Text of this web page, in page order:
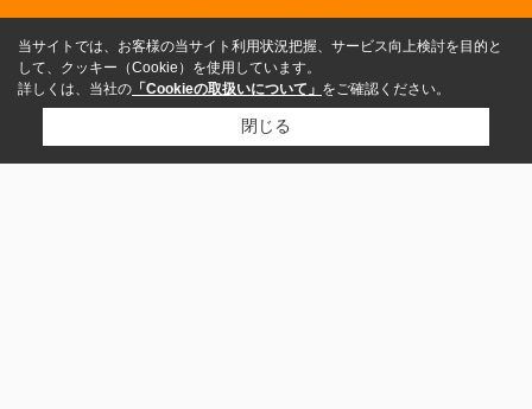
当サイトでは、お客様の当サイト利用状況把握、サービス向上検討を目的と
して、クッキー（Cookie）を使用しています。
詳しくは、当社の 「Cookieの取扱いについて」 をご確認ください。
閉じる